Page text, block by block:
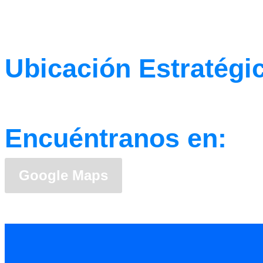
Ubicación
Encuéntranos en:
Google Maps